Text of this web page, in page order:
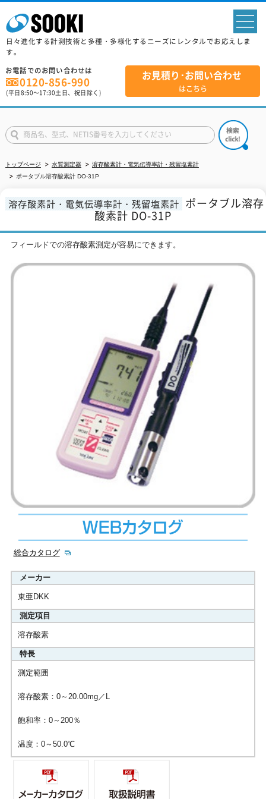
日々進化する計測技術と多種・多様化するニーズにレンタルでお応えしま
す。
お電話でのお問い合わせは
0120-856-990
(平日8:50～17:30土日、祝日除く)
お見積り･お問い合わせ
はこちら
トップページ 水質測定器
溶存酸素計・電気伝導率計・残留塩素計
ポータブル溶存酸素計 DO-31P
溶存酸素計・電気伝導率計・残留塩素計 ポータブル溶存
酸素計 DO-31P
フィールドでの溶存酸素測定が容易にできます。
総合カタログ
メーカー
東亜DKK
測定項目
溶存酸素
特長
測定範囲
溶存酸素：0～20.00mg／L
飽和率：0～200％
温度：0～50.0℃